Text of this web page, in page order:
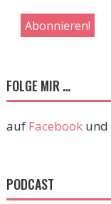
FOLGE MIR …
auf Facebookund
PODCAST